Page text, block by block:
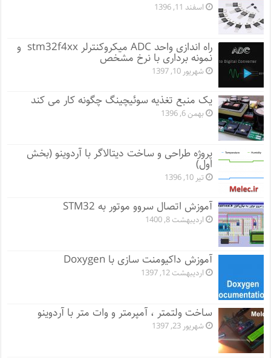
اسفند 11, 1396
راه اندازی واحد ADC میکروکنترلر stm32f4xx و
نمونه برداری با نرخ مشخص
شهریور 10, 1397
یک منبع تغذیه سوئیچینگ چگونه کار می کند
بهمن 6, 1396
پروژه طراحی و ساخت دیتالاگر با آردوینو (بخش
اول)
تیر 10, 1396
آموزش اتصال سروو موتور به STM32
اردیبهشت 8, 1400
آموزش داکیومنت سازی با Doxygen
اردیبهشت 12, 1397
ساخت ولتمتر ، آمپرمتر و وات متر با آردوینو
شهریور 23, 1397